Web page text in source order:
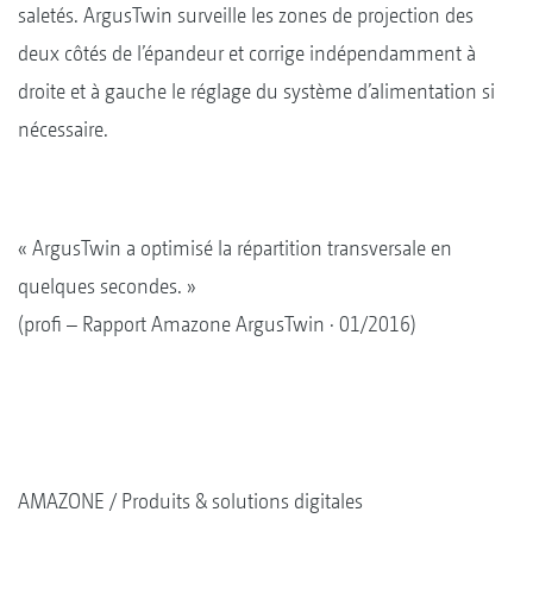
saletés. ArgusTwin surveille les zones de projection des
deux côtés de l’épandeur et corrige indépendamment à
droite et à gauche le réglage du système d’alimentation si
nécessaire.
« ArgusTwin a optimisé la répartition transversale en
quelques secondes. »
(profi – Rapport Amazone ArgusTwin · 01/2016)
AMAZONE Produits & solutions digitales